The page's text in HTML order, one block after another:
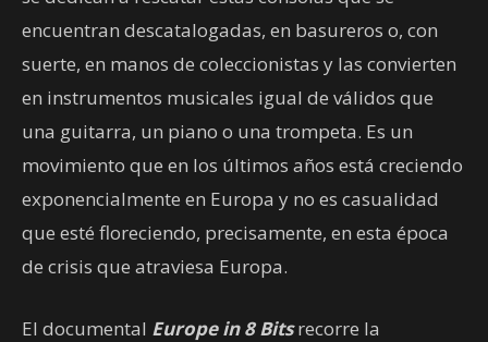
encuentran descatalogadas, en basureros o, con
suerte, en manos de coleccionistas y las convierten
en instrumentos musicales igual de válidos que
una guitarra, un piano o una trompeta. Es un
movimiento que en los últimos años está creciendo
exponencialmente en Europa y no es casualidad
que esté floreciendo, precisamente, en esta época
de crisis que atraviesa Europa.
El documental Europe in 8 Bitsrecorre la